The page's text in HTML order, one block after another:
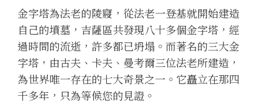
金字塔為法老的陵寢，從法老一登基就開始建造
自己的墳墓，吉薩區共發現八十多個金字塔，經
過時間的流逝，許多都已坍塌。而著名的三大金
字塔，由古夫、卡夫、曼考爾三位法老所建造，
為世界唯一存在的七大奇景之一。它矗立在那四
千多年，只為等候您的見證。